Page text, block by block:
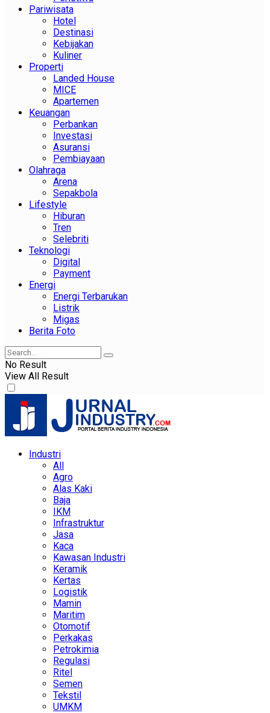
Pariwisata
Hotel
Destinasi
Kebijakan
Kuliner
Properti
Landed House
MICE
Apartemen
Keuangan
Perbankan
Investasi
Asuransi
Pembiayaan
Olahraga
Arena
Sepakbola
Lifestyle
Hiburan
Tren
Selebriti
Teknologi
Digital
Payment
Energi
Energi Terbarukan
Listrik
Migas
Berita Foto
No Result
View All Result
Industri
All
Agro
Alas Kaki
Baja
IKM
Infrastruktur
Jasa
Kaca
Kawasan Industri
Keramik
Kertas
Logistik
Mamin
Maritim
Otomotif
Perkakas
Petrokimia
Regulasi
Ritel
Semen
Tekstil
UMKM